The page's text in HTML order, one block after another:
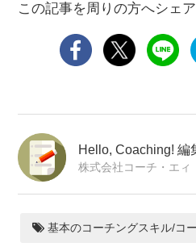
この記事を周りの方へシェ
Hello, Coaching! 編
株式会社コーチ・エィ
基本のコーチングスキル/コ